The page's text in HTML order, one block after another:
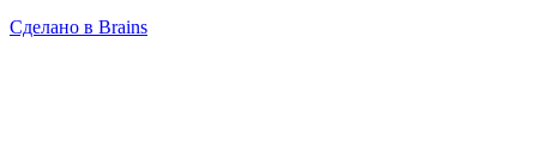
Сделано в Brains